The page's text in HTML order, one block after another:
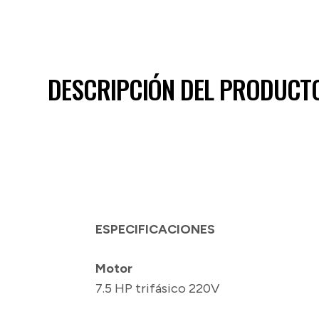
DESCRIPCIÓN DEL
ESPECIFICACIONES
Motor
7.5 HP trifásico 220V